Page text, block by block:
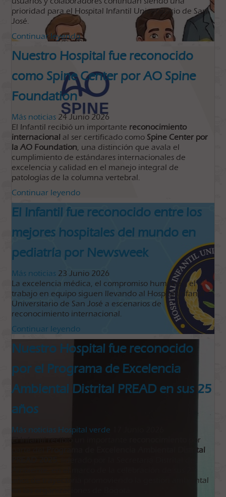
prioridad para el Hospital Infantil Universitario de San
José.
Continuar leyendo
Nuestro Hospital fue reconocido
como Spine Center por AO Spine
Foundation
Más noticias 24 Junio 2026
El Infantil recibió un importante reconocimiento
internacional al ser certificado comoSpine Center por
la AO Foundation, una distinción que avala el
cumplimiento de estándares internacionales de
excelencia y calidad en el manejo integral de
patologías de la columna vertebral.
Continuar leyendo
El Infantil fue reconocido entre los
mejores hospitales del mundo en
pediatría por Newsweek
Más noticias 23 Junio 2026
La excelencia médica, el compromiso humano y el
trabajo en equipo siguen llevando al Hospital Infantil
Universitario de San José a escenarios de
reconocimiento internacional.
Continuar leyendo
Nuestro Hospital fue reconocido
por el Programa de Excelencia
Ambiental Distrital PREAD en sus 25
años
Más noticias Hospital verde
por
Programa de Excelencia Ambiental Distrital
años de trayectoria promoviendo la gestión ambiental